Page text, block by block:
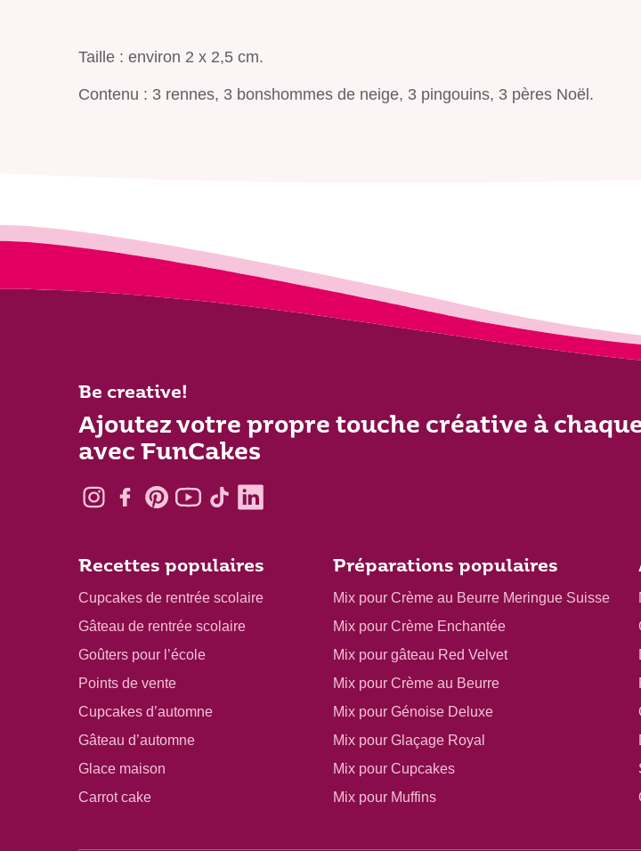
Taille : environ 2 x 2,5 cm.
Contenu : 3 rennes, 3 bonshommes de neige, 3 pingouins, 3 pères Noël.
Be creative!
Ajoutez votre propre touche créative à
avec FunCakes
Recettes populaires
Cupcakes de rentrée scolaire
Gâteau de rentrée scolaire
Goûters pour l’école
Points de vente
Cupcakes d’automne
Gâteau d’automne
Glace maison
Carrot cake
Préparations populaires
Mix pour Crème au Beurre Meringue Suisse
Mix pour Crème Enchantée
Mix pour gâteau Red Velvet
Mix pour Crème au Beurre
Mix pour Génoise Deluxe
Mix pour Glaçage Royal
Mix pour Cupcakes
Mix pour Muffins